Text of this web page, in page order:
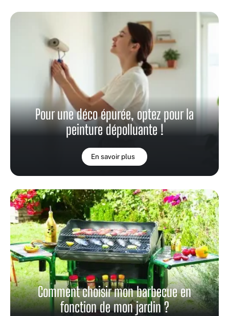
Pour une déco épurée, optez pour la
peinture dépolluante !
En savoir plus
Comment choisir mon barbecue en
fonction de mon jardin ?